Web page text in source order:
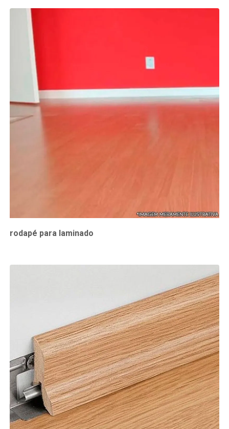
rodapé para laminado